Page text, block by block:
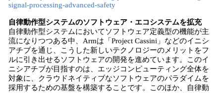
signal-processing-advanced-safety
自律動作型システムのソフトウェア・エコシステムを拡充
自律動作型システムにおいてソフトウェア定義型の機能が主
流になりつつある中、Armは「Project Cassini」などのイニシ
アチブを通じ、こうした新しいテクノロジーのメリットをフ
ルに引き出せるソフトウェアの開発を進めています。このイ
ニシアチブが目指すのは、エッジコンピューティング全体を
対象に、クラウドネイティブなソフトウェアのパラダイムを
採用するための基盤を構築することです。このほか、自律動